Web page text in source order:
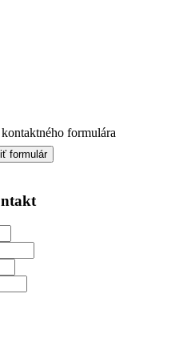
formulára
formulár